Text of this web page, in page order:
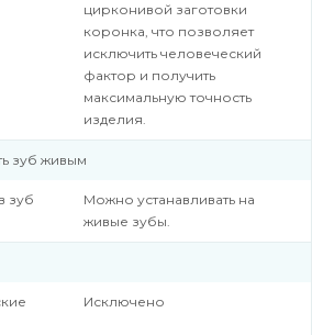
цирконивой заготовки
коронка, что позволяет
исключить человеческий
фактор и получить
максимальную точность
изделия.
зуб живым
зуб
Можно устанавливать на
живые зубы.
Исключено